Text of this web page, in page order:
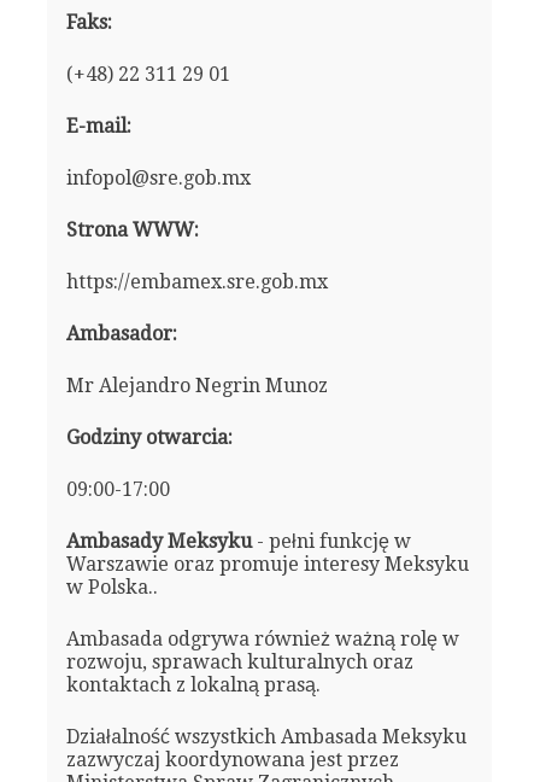
Faks:
(+48) 22 311 29 01
E-mail:
infopol@sre.gob.mx
Strona WWW:
https://embamex.sre.gob.mx
Ambasador:
Mr Alejandro Negrin Munoz
Godziny otwarcia:
09:00-17:00
Ambasady Meksyku - pełni funkcję w
Warszawie oraz promuje interesy Meksyku
w Polska..
Ambasada odgrywa również ważną rolę w
rozwoju, sprawach kulturalnych oraz
kontaktach z lokalną prasą.
Działalność wszystkich Ambasada Meksyku
zazwyczaj koordynowana jest przez